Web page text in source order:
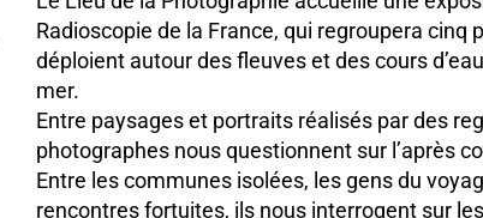
Radioscopie de la France, qui regroupera cinq
déploient autour des fleuves et des cours
mer.
Entre paysages et portraits réalisés par des
photographes nous questionnent sur l’après
Entre les communes isolées, les gens du
rencontres fortuites, ils nous interrogent sur